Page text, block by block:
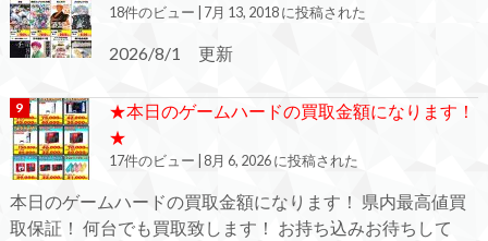
18件のビュー | 7月 13, 2018 に投稿された
2026/8/1 更新
★本日のゲームハードの買取金額になります！
★
17件のビュー |8月 6, 2026 に投稿された
本日のゲームハードの買取金額になります！ 県内最高値買
取保証！ 何台でも買取致します！ お持ち込みお待ちして